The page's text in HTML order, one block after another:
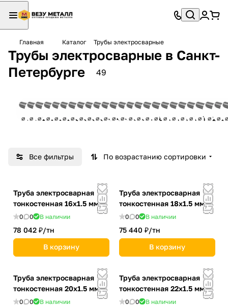
Главная Каталог Трубы электросварные
Трубы электросварные в Санкт-
Петербурге
49
16
товар
18
товар
20
товар
22
товар
25
товар
28
товар
30
товар
32
товар
35
товар
38
товар
40
товар
45
товар
48
товар
51
товар
57
товара
76
товара
89
товара
102
товара
108
товара
114
товара
133
Все фильтры По возрастанию сортировки
Труба электросварная
тонкостенная 16х1.5 мм
0 0 В наличии
78 042 ₽/тн
В корзину
Труба электросварная
тонкостенная 18х1.5 мм
0 0 В наличии
75 440 ₽/тн
В корзину
Труба электросварная
тонкостенная 20х1.5 мм
0 0 В наличии
Труба электросварная
тонкостенная 22х1.5 мм
0 0 В наличии